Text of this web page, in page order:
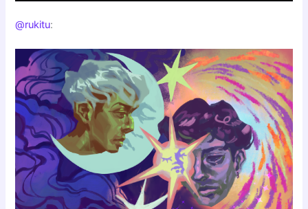
@rukitu: